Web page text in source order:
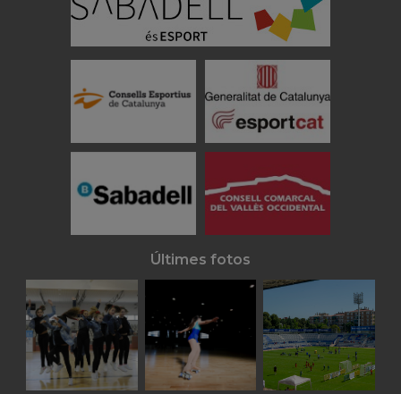
Últimes fotos